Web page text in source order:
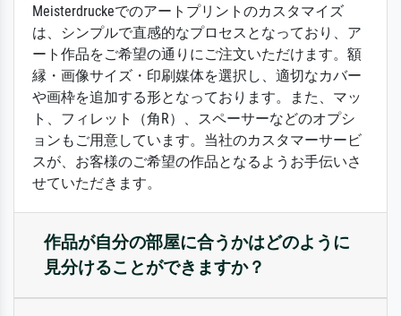
Meisterdruckeでのアートプリントのカスタマイズ
は、シンプルで直感的なプロセスとなっており、ア
ート作品をご希望の通りにご注文いただけます。額
縁・画像サイズ・印刷媒体を選択し、適切なカバー
や画枠を追加する形となっております。また、マッ
ト、フィレット（角R）、スペーサーなどのオプシ
ョンもご用意しています。当社のカスタマーサービ
スが、お客様のご希望の作品となるようお手伝いさ
せていただきます。
作品が自分の部屋に合うかはどのように
見分けることができますか？